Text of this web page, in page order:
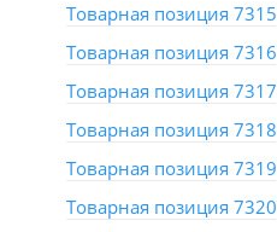
Товарная позиция 7315
Товарная позиция 7316
Товарная позиция 7317
Товарная позиция 7318
Товарная позиция 7319
Товарная позиция 7320